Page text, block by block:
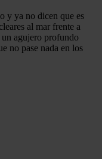
y ya no dicen que es
al mar frente a
agujero profundo
no pase nada en los